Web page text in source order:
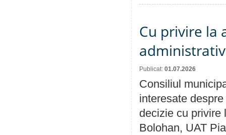
Cu privire la
Publicat: 01.07.2026
Consiliul
interesate
decizie cu privire
Bolohan, UAT